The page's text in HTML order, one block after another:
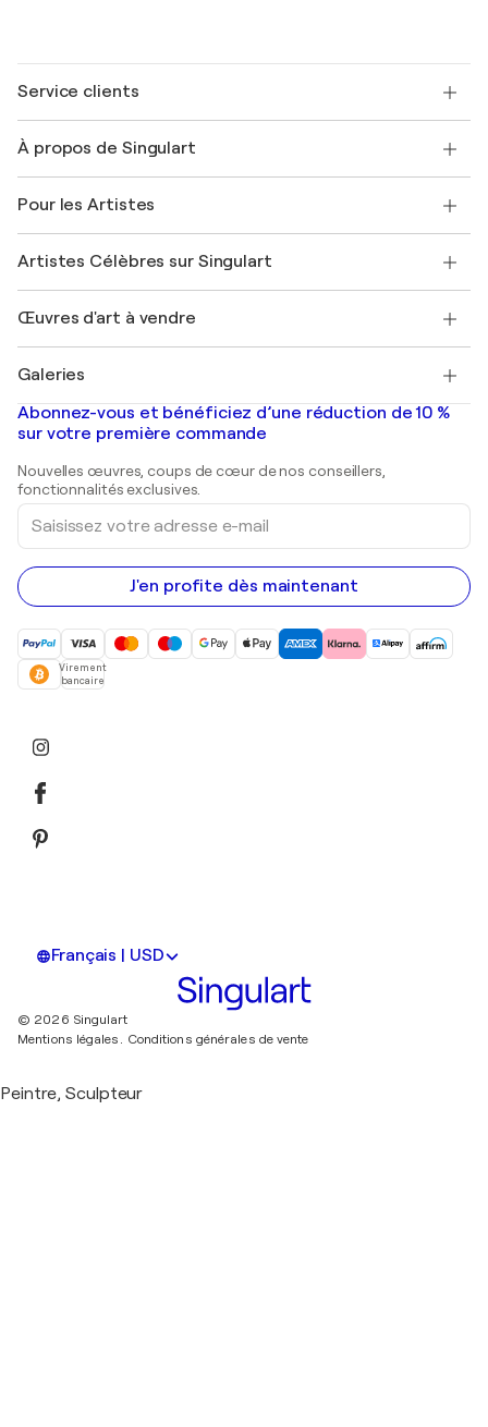
Service clients
Expédition
Offrir une carte cadeau
Rejoignez notre programme commercial
Mon compte
+33 1 76 44 06 42
À propos de Singulart
FAQ
Magazine Singulart
Emplois
Découvrez une sélection d'art original
Pour les Artistes
Se connecter en tant qu'Artiste
Artistes Célèbres sur Singulart
Marc Chagall
Banksy
Mr. Brainwash
Shepard Fairey
Œuvres d'art à vendre
Tableaux abstraits à vendre
Peintures de paysage
Estampes
Peintures acryliques
Galeries
Galeries d'art en France
Galeries d'art en Belgique
Abonnez-vous et bénéficiez d’une réduction de 10 %
sur votre première commande
Nouvelles œuvres, coups de cœur de nos conseillers,
fonctionnalités exclusives.
Saisissez
votre
adresse
e-
mail
J'en profite dès maintenant
Virement
bancaire
Français | USD
© 2026 Singulart
Mentions légales. Conditions générales de vente
Peintre, Sculpteur